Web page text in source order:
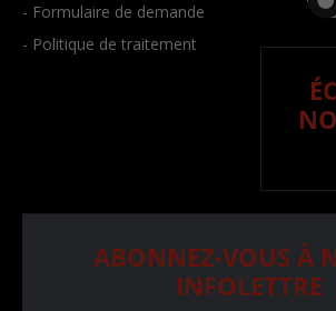
- Formulaire de demande
- Politique de traitement
ABONNEZ-VOUS À
INFOLETTRE